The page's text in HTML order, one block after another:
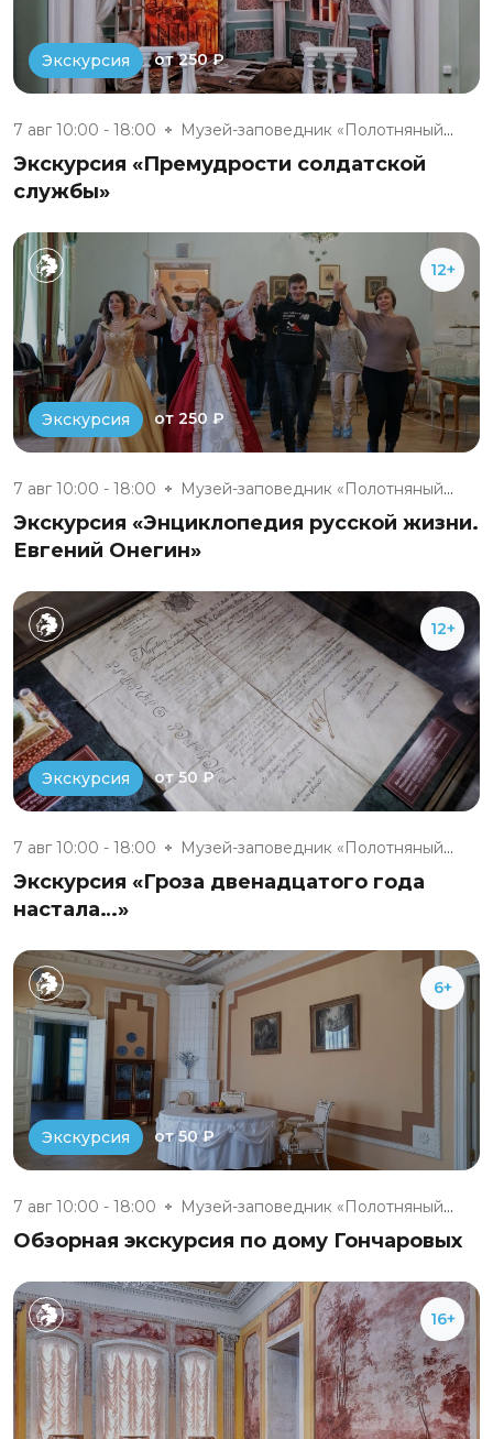
Экскурсия от 250 ₽
7 авг 10:00 - 18:00 Музей-заповедник «Полотняный З...
Экскурсия «Премудрости солдатской
службы»
12+
Экскурсия от 250 ₽
7 авг 10:00 - 18:00 Музей-заповедник «Полотняный З...
Экскурсия «Энциклопедия русской жизни.
Евгений Онегин»
12+
Экскурсия от 50 ₽
7 авг 10:00 - 18:00 Музей-заповедник «Полотняный З...
Экскурсия «Гроза двенадцатого года
настала…»
6+
Экскурсия от 50 ₽
7 авг 10:00 - 18:00 Музей-заповедник «Полотняный З...
Обзорная экскурсия по дому Гончаровых
16+